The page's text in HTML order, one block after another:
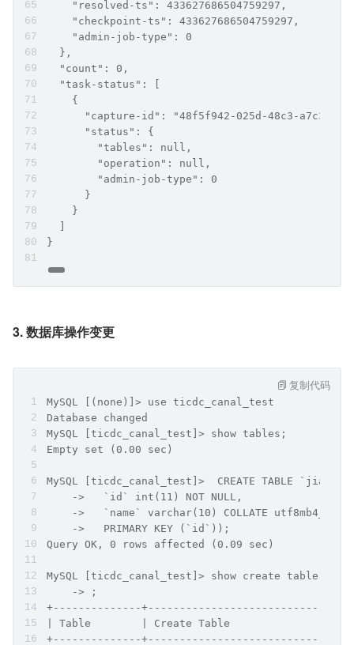
    "resolved-ts": 433627686504759297,
    "checkpoint-ts": 433627686504759297,
    "admin-job-type": 0
  },
  "count": 0,
  "task-status": [
    {
"capture-id": "48f5f942-025d-48c3-a7c3-
      "status": {
        "tables": null,
        "operation": null,
        "admin-job-type": 0
      }
    }
}
3. 数据库操作变更
MySQL [(none)]> use ticdc_canal_test
Database changed
MySQL [ticdc_canal_test]> show tables;
Empty set (0.00 sec)
MySQL [ticdc_canal_test]>  CREATE TABLE
    ->   `id` int(11) NOT NULL,
->   `name` varchar(10) COLLATE
    ->   PRIMARY KEY (`id`));
Query OK, 0 rows affected (0.09 sec)
MySQL [ticdc_canal_test]> show create table
    -> ;
+--------------
| Table        | Create Table
+--------------
复制代码